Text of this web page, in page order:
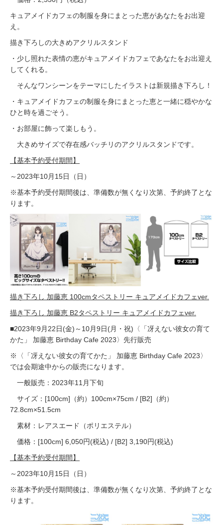
キュアメイドカフェの制服を身にまとった恵があなたをお出迎
え。
描き下ろしの大きめアクリルスタンド
・少し照れた表情の恵がキュアメイドカフェであなたをお出迎え
してくれる。
そんなワンシーンをテーマにしたイラストは新規描き下ろし！
・キュアメイドカフェの制服を身にまとった恵と一緒に穏やかな
ひと時を過ごそう。
・お部屋に飾って楽しもう。
大きめサイズで存在感バッチリのアクリルスタンドです。
【基本予約受付期間】
～2023年10月15日（日）
※基本予約受付期間後は、準備数が無くなり次第、予約終了とな
ります。
描き下ろし 加藤恵 100cmタペストリー キュアメイドカフェver.
描き下ろし 加藤恵 B2タペストリー キュアメイドカフェver.
■2023年9月22日(金)～10月9日(月・祝)〈「冴えない彼女の育て
かた」 加藤恵 Birthday Cafe 2023〉先行販売
※〈「冴えない彼女の育てかた」 加藤恵 Birthday Cafe 2023〉
では会期途中からの販売になります。
一般販売：2023年11月下旬
サイズ：[100cm]（約）100cm×75cm / [B2]（約）
72.8cm×51.5cm
素材：レアスエード（ポリエステル）
価格：[100cm] 6,050円(税込) / [B2] 3,190円(税込)
【基本予約受付期間】
～2023年10月15日（日）
※基本予約受付期間後は、準備数が無くなり次第、予約終了とな
ります。